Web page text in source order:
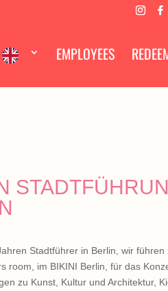
EMPLOYEES
Stadtführer in Berlin, wir führen
room, im BIKINI Berlin, für das
zu Kunst, Kultur und Architektur,